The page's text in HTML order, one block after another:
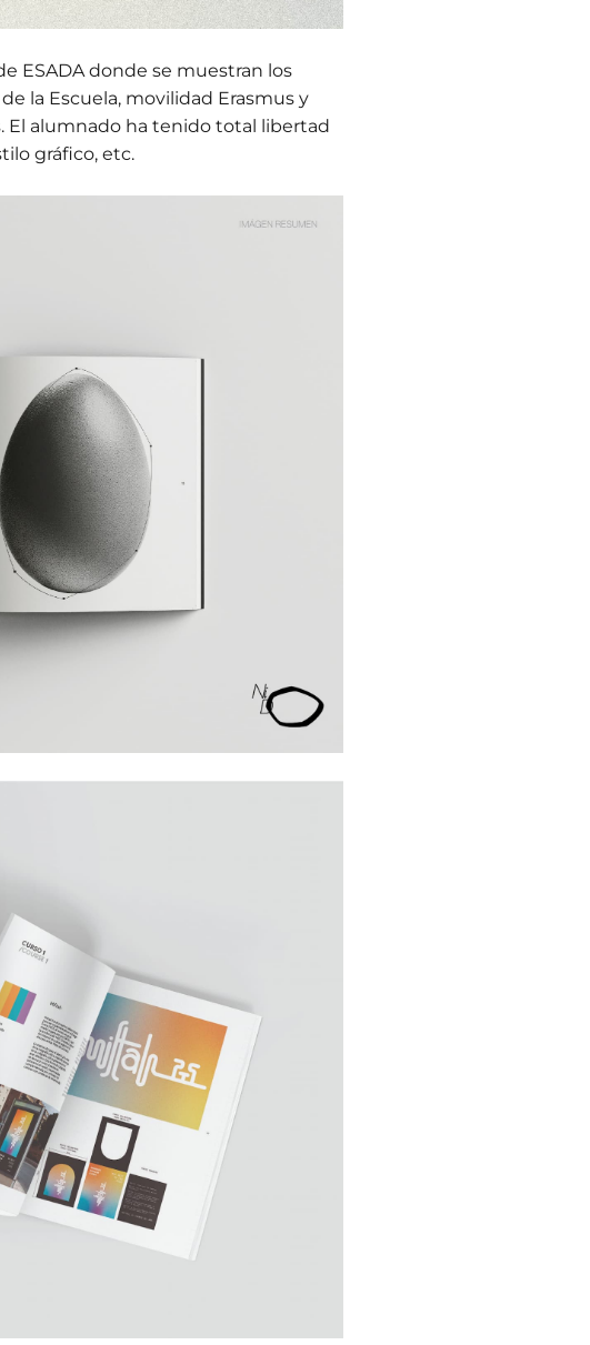
ESADA donde se muestran los
la Escuela, movilidad Erasmus y
El alumnado ha tenido total libertad
gráfico, etc.